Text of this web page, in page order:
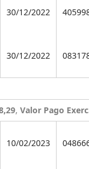
30/12/2022
30/12/2022
, Valor Pago
10/02/2023